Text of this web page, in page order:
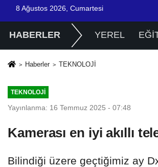
8 Ağustos 2026, Cumartesi
HABERLER YEREL
Haberler TEKNOLOJİ
TEKNOLOJİ
Yayınlanma: 16 Temmuz 2025 - 07:48
Kamerası en iyi akıllı
Bilindiği üzere geçtiğimiz ay